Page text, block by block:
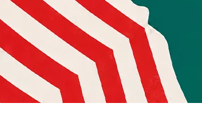
consentiment
informatives
consentiment
mitjançant